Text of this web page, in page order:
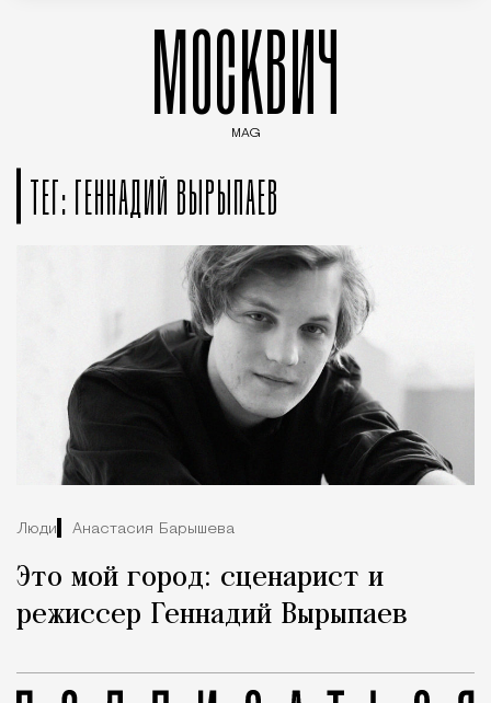
МОСКВИЧ
MAG
ТЕГ: ГЕННАДИЙ ВЫРЫПАЕВ
Люди Анастасия Барышева
Это мой город: сценарист и
режиссер Геннадий Вырыпаев